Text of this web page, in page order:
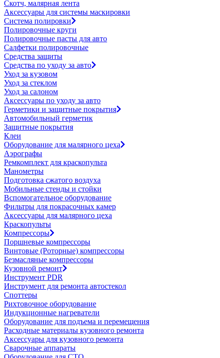
Скотч, малярная лента
Аксессуары для системы маскировки
Система полировки
Полировочные круги
Полировочные пасты для авто
Салфетки полировочные
Средства защиты
Средства по уходу за авто
Уход за кузовом
Уход за стеклом
Уход за салоном
Аксессуары по уходу за авто
Герметики и защитные покрытия
Автомобильный герметик
Защитные покрытия
Клеи
Оборудование для малярного цеха
Аэрографы
Ремкомплект для краскопульта
Манометры
Подготовка сжатого воздуха
Мобильные стенды и стойки
Вспомогательное оборудование
Фильтры для покрасочных камер
Аксессуары для малярного цеха
Краскопульты
Компрессоры
Поршневые компрессоры
Винтовые (Роторные) компрессоры
Безмасляные компрессоры
Кузовной ремонт
Инструмент PDR
Инструмент для ремонта автостекол
Споттеры
Рихтовочное оборудование
Индукционные нагреватели
Оборудование для подъема и перемещения
Расходные материалы кузовного ремонта
Аксессуары для кузовного ремонта
Сварочные аппараты